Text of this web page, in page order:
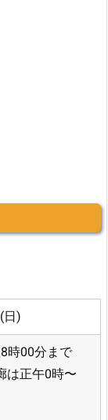
日)
時00分まで
は正午0時〜